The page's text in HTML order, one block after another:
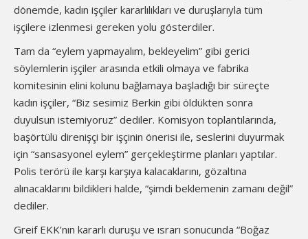
dönemde, kadın işçiler kararlılıkları ve duruşlarıyla tüm
işçilere izlenmesi gereken yolu gösterdiler.
Tam da “eylem yapmayalım, bekleyelim” gibi gerici
söylemlerin işçiler arasında etkili olmaya ve fabrika
komitesinin elini kolunu bağlamaya başladığı bir süreçte
kadın işçiler, “Biz sesimiz Berkin gibi öldükten sonra
duyulsun istemiyoruz” dediler. Komisyon toplantılarında,
başörtülü direnişçi bir işçinin önerisi ile, seslerini duyurmak
için “sansasyonel eylem” gerçekleştirme planları yaptılar.
Polis terörü ile karşı karşıya kalacaklarını, gözaltına
alınacaklarını bildikleri halde, “şimdi beklemenin zamanı değil”
dediler.
Greif EKK’nın kararlı duruşu ve ısrarı sonucunda “Boğaz